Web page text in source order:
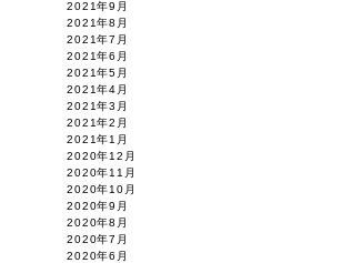
2021年9月
2021年8月
2021年7月
2021年6月
2021年5月
2021年4月
2021年3月
2021年2月
2021年1月
2020年12月
2020年11月
2020年10月
2020年9月
2020年8月
2020年7月
2020年6月